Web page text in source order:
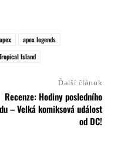
apex
apex legends
Island
Ďalší článok
Recenze: Hodiny posledního
– Velká komiksová událost
od DC!